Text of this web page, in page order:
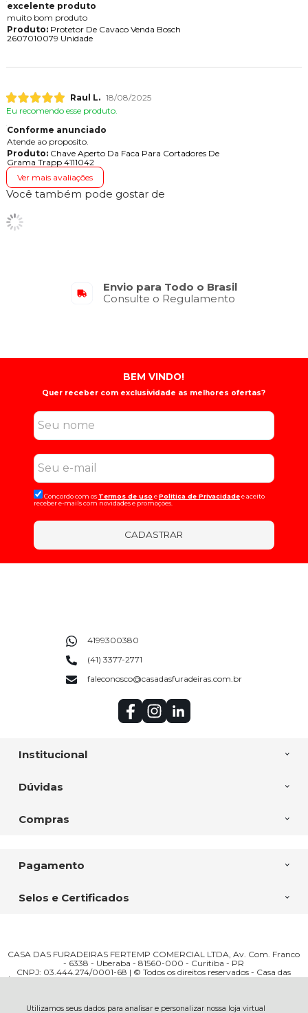
Utilizamos seus dados para analisar e personalizar nossa loja virtual
excelente produto
muito bom produto
Produto:Protetor De Cavaco Venda Bosch
2607010079 Unidade
Raul L. 18/08/2025
Eu recomendo esse produto.
Conforme anunciado
Atende ao proposito.
Produto:Chave Aperto Da Faca Para Cortadores De
Grama Trapp 4111042
Ver mais avaliações
Você também pode gostar de
Envio para Todo o Brasil
Consulte o Regulamento
BEM VINDO!
Quer receber com exclusividade as melhores ofertas?
Concordo com os Termos de uso ePolitica de Privacidadee aceito
receber e-mails com novidades e promoções.
CADASTRAR
Institucional
Dúvidas
Compras
4199300380
(41) 3377-2771
faleconosco@casadasfuradeiras.com.br
Pagamento
Selos e Certificados
CASA DAS FURADEIRAS FERTEMP COMERCIAL LTDA, Av. Com. Franco
- 6338 - Uberaba - 81560-000 - Curitiba - PR
CNPJ: 03.444.274/0001-68 | © Todos os direitos reservados - Casa das
Furadeiras - 2026
R$ 4,80